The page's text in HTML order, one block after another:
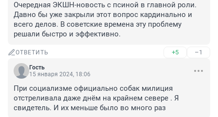
Очередная ЭКШН-новость с псиной в главной роли.
Давно бы уже закрыли этот вопрос кардинально и
всего делов. В советские времена эту проблему
решали быстро и эффективно.
ОТВЕТИТЬ +5 –1
Гость
15 января 2024, 18:06
При социализме официально собак милиция
отстреливала даже днём на крайнем севере . Я
свидетель. И их меньше было во много раз